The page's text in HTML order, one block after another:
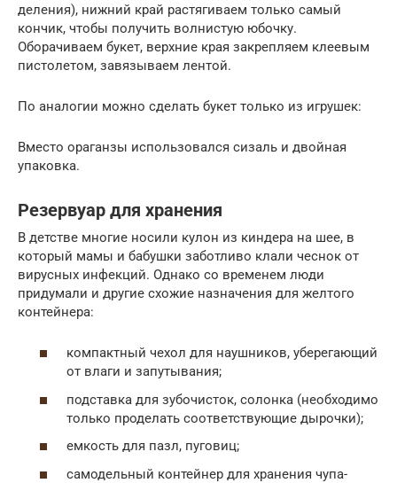
деления), нижний край растягиваем только самый
кончик, чтобы получить волнистую юбочку.
Оборачиваем букет, верхние края закрепляем клеевым
пистолетом, завязываем лентой.
По аналогии можно сделать букет только из игрушек:
Вместо ораганзы использовался сизаль и двойная
упаковка.
Резервуар для хранения
В детстве многие носили кулон из киндера на шее, в
который мамы и бабушки заботливо клали чеснок от
вирусных инфекций. Однако со временем люди
придумали и другие схожие назначения для желтого
контейнера:
компактный чехол для наушников, уберегающий
от влаги и запутывания;
подставка для зубочисток, солонка (необходимо
только проделать соответствующие дырочки);
емкость для пазл, пуговиц;
самодельный контейнер для хранения чупа-